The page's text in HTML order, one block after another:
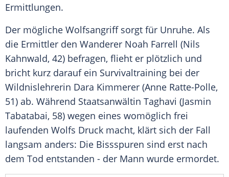
Ermittlungen.
Der mögliche Wolfsangriff sorgt für Unruhe. Als
die Ermittler den Wanderer Noah Farrell (Nils
Kahnwald, 42) befragen, flieht er plötzlich und
bricht kurz darauf ein Survivaltraining bei der
Wildnislehrerin Dara Kimmerer (Anne Ratte-Polle,
51) ab. Während Staatsanwältin Taghavi (Jasmin
Tabatabai, 58) wegen eines womöglich frei
laufenden Wolfs Druck macht, klärt sich der Fall
langsam anders: Die Bissspuren sind erst nach
dem Tod entstanden - der Mann wurde ermordet.